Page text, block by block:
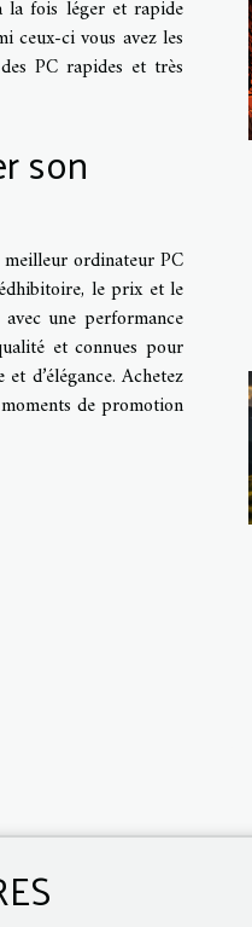
la fois léger et rapide
ceux-ci vous avez les
PC rapides et très
son
ordinateur PC
le prix et le
une performance
et connues pour
d’élégance. Achetez
de promotion